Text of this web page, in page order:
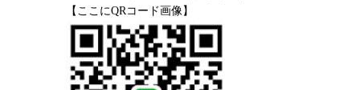
【ここにQRコード画像】